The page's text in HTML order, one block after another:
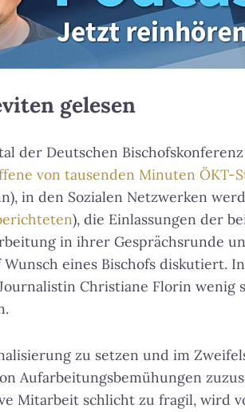
gelesen
der Deutschen
von tausenden Minuten ÖKT-
in den Sozialen Netzwerken
), die Einlassungen der
in ihrer Gesprächsrunde
eines Bischofs diskutiert.
Christiane Florin wenig
zu setzen und im
Aufarbeitungsbemühungen
Mitarbeit schlicht zu fragil, wird